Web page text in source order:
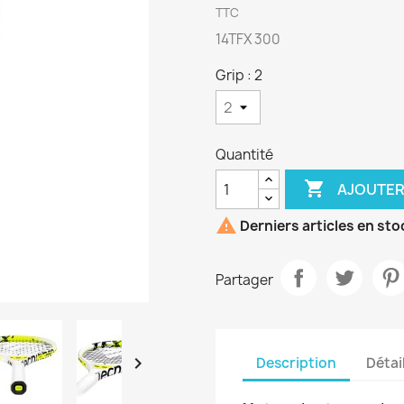

TTC
14TFX 300
Grip : 2
Quantité

 Derniers articles en
Partager
Description